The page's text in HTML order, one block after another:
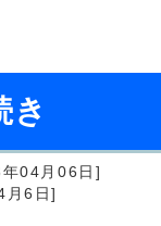
き
04月06日]
月6日]